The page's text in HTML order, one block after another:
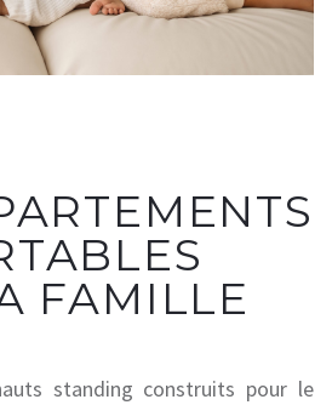
FAMILLE
standing construits pour le